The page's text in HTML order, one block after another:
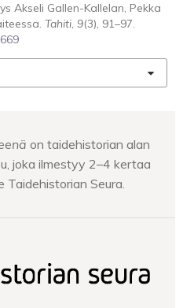
Akseli Gallen-Kallelan, Pekka
Tahiti, 9(3), 91–97.
on taidehistorian alan
joka ilmestyy 2–4 kertaa
Taidehistorian Seura.